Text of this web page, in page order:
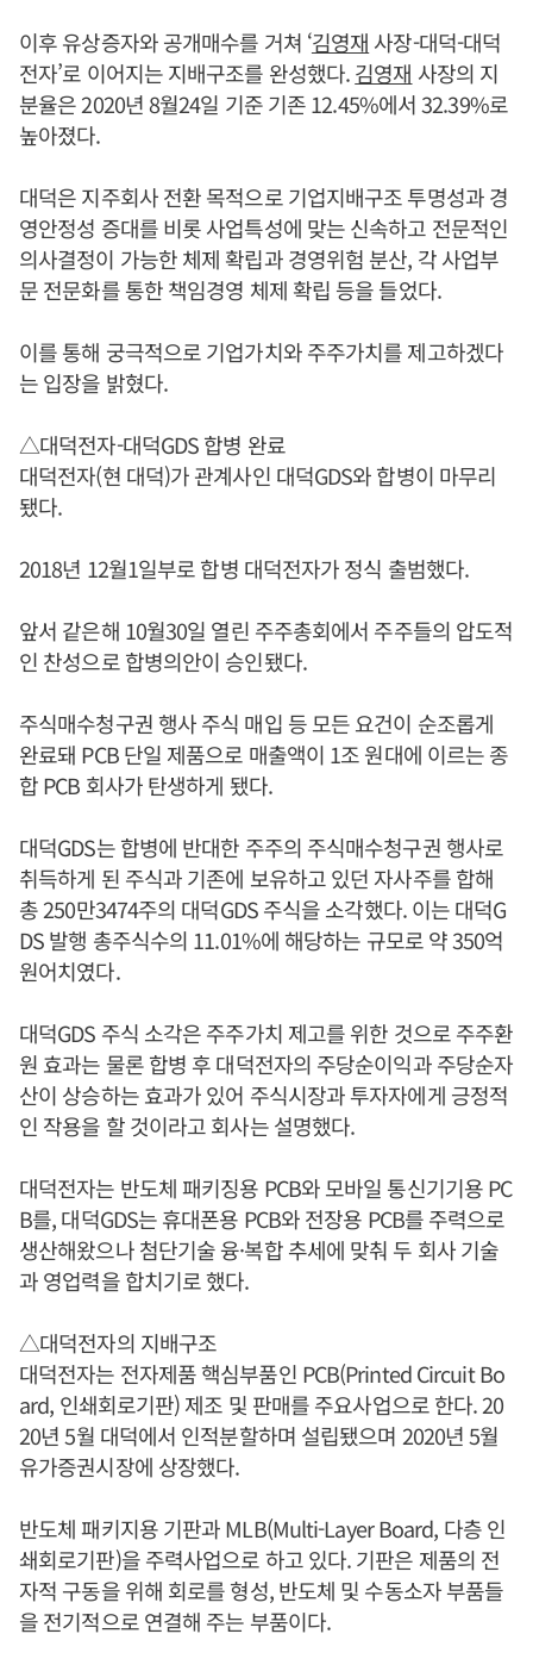
이후 유상증자와 공개매수를 거쳐 ‘김영재 사장-대덕-대덕
전자’로 이어지는 지배구조를 완성했다.김영재 사장의 지
분율은 2020년 8월24일 기준 기존 12.45%에서 32.39%로
높아졌다.
대덕은 지주회사 전환 목적으로 기업지배구조 투명성과 경
영안정성 증대를 비롯 사업특성에 맞는 신속하고 전문적인
의사결정이 가능한 체제 확립과 경영위험 분산, 각 사업부
문 전문화를 통한 책임경영 체제 확립 등을 들었다.
이를 통해 궁극적으로 기업가치와 주주가치를 제고하겠다
는 입장을 밝혔다.
△대덕전자-대덕GDS 합병 완료
대덕전자(현 대덕)가 관계사인 대덕GDS와 합병이 마무리
됐다.
2018년 12월1일부로 합병 대덕전자가 정식 출범했다.
앞서 같은해 10월30일 열린 주주총회에서 주주들의 압도적
인 찬성으로 합병의안이 승인됐다.
주식매수청구권 행사 주식 매입 등 모든 요건이 순조롭게
완료돼 PCB 단일 제품으로 매출액이 1조 원대에 이르는 종
합 PCB 회사가 탄생하게 됐다.
대덕GDS는 합병에 반대한 주주의 주식매수청구권 행사로
취득하게 된 주식과 기존에 보유하고 있던 자사주를 합해
총 250만3474주의 대덕GDS 주식을 소각했다. 이는 대덕G
DS 발행 총주식수의 11.01%에 해당하는 규모로 약 350억
원어치였다.
대덕GDS 주식 소각은 주주가치 제고를 위한 것으로 주주환
원 효과는 물론 합병 후 대덕전자의 주당순이익과 주당순자
산이 상승하는 효과가 있어 주식시장과 투자자에게 긍정적
인 작용을 할 것이라고 회사는 설명했다.
대덕전자는 반도체 패키징용 PCB와 모바일 통신기기용 PC
B를, 대덕GDS는 휴대폰용 PCB와 전장용 PCB를 주력으로
생산해왔으나 첨단기술 융·복합 추세에 맞춰 두 회사 기술
과 영업력을 합치기로 했다.
△대덕전자의 지배구조
대덕전자는 전자제품 핵심부품인 PCB(Printed Circuit Bo
ard, 인쇄회로기판) 제조 및 판매를 주요사업으로 한다. 20
20년 5월 대덕에서 인적분할하며 설립됐으며 2020년 5월
유가증권시장에 상장했다.
반도체 패키지용 기판과 MLB(Multi-Layer Board, 다층 인
쇄회로기판)을 주력사업으로 하고 있다. 기판은 제품의 전
자적 구동을 위해 회로를 형성, 반도체 및 수동소자 부품들
을 전기적으로 연결해 주는 부품이다.